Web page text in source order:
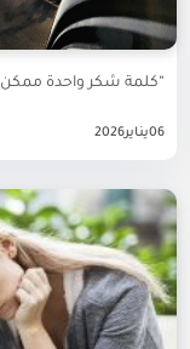
“كلمة شكر واحدة ممكن
06يناير2026